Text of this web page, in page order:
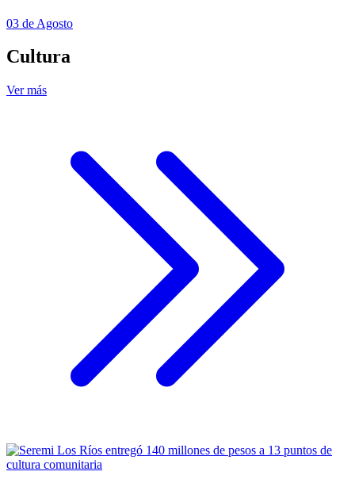
03 de Agosto
Cultura
Ver más